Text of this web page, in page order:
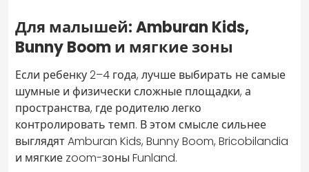
Для малышей: Amburan Kids,
Bunny Boom и мягкие зоны
Если ребенку 2–4 года, лучше выбирать не самые
шумные и физически сложные площадки, а
пространства, где родителю легко
контролировать темп. В этом смысле сильнее
выглядят Amburan Kids, Bunny Boom, Bricobilandia
и мягкие zoom-зоны Funland.